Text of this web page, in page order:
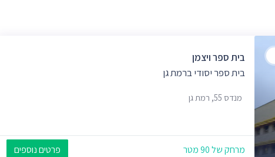
בית ספר ויצמן
בית ספר יסודי ברמת גן
מנדס 55, רמת גן
מרחק של 90 מטר פרטים נוספים